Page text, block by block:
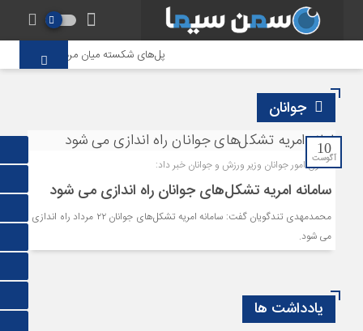
پل‌های شکسته میان مردم و حاکمیت؛
جوانان
10
آگوست
معاون امور جوانان وزیر ورزش و جوانان خبر داد:
سامانه امریه تشکل‌های جوانان راه اندازی می شود
محمدمهدی تندگویان گفت: سامانه امریه تشکل‌های جوانان ۲۲ مرداد راه اندازی
می شود.
یادداشت ها